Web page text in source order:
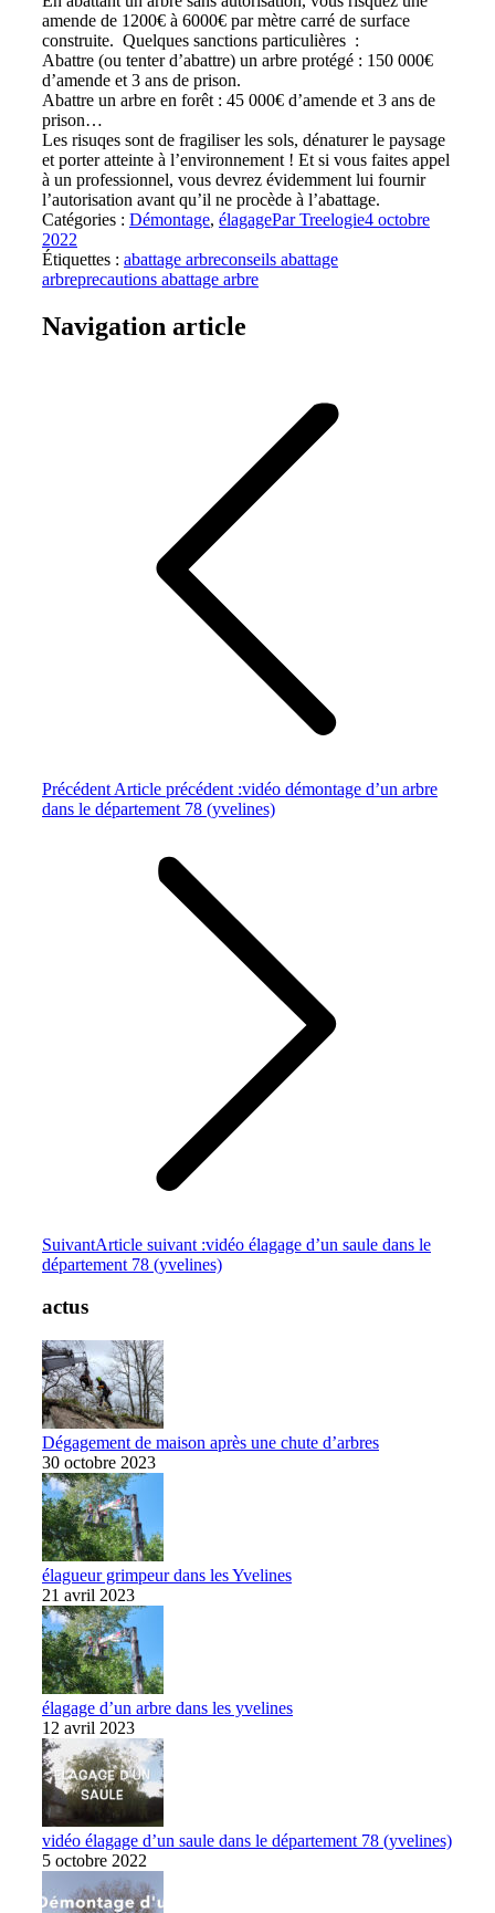
amende de 1200€ à 6000€ par mètre carré de surface
construite. Quelques sanctions particulières :
Abattre (ou tenter d’abattre) un arbre protégé : 150 000€
d’amende et 3 ans de prison.
Abattre un arbre en forêt : 45 000€ d’amende et 3 ans de
prison…
Les risuqes sont de fragiliser les sols, dénaturer le paysage
et porter atteinte à l’environnement ! Et si vous faites appel
à un professionnel, vous devrez évidemment lui fournir
l’autorisation avant qu’il ne procède à l’abattage.
Catégories : Démontage, élagageParTreelogie4 octobre
2022
Étiquettes : abattage arbreconseils abattage
arbreprecautions abattage arbre
Navigation article
Précédent Article précédent :vidéo démontage d’un arbre
dans le département 78 (yvelines)
SuivantArticle suivant :vidéo élagage d’un saule dans le
département 78 (yvelines)
actus
Dégagement de maison après une chute d’arbres
30 octobre 2023
élagueur grimpeur dans les Yvelines
21 avril 2023
élagage d’un arbre dans les yvelines
12 avril 2023
vidéo élagage d’un saule dans le département 78 (yvelines)
5 octobre 2022